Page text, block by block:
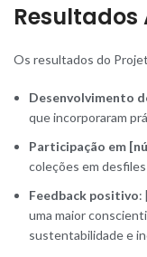
Os resultados do
Desenvolvimento
que incorporaram
Participação em
coleções em
Feedback positivo:
uma maior
sustentabilidade e